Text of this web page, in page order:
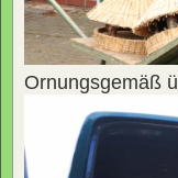
Ornungsgemäß